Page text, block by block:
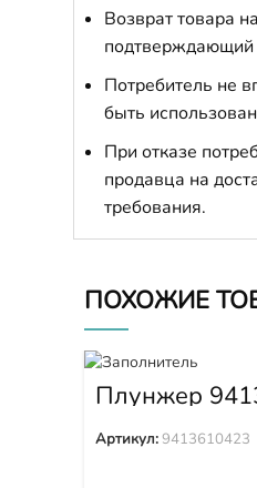
Возврат товара
подтверждающий
Потребитель не
быть
При отказе
продавца на
требования.
ПОХОЖИЕ
Плунжер
Артикул:9413610423